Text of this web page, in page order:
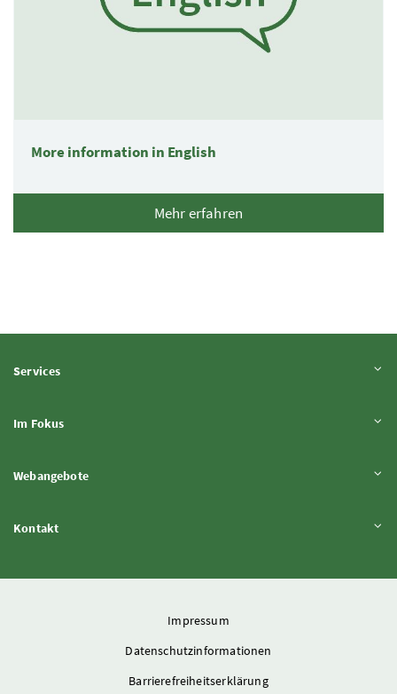
More information in English
Mehr erfahren
ServicesInhalt aufklappen
Im FokusInhalt aufklappen
WebangeboteInhalt aufklappen
KontaktInhalt aufklappen
Impressum
Datenschutzinformationen
Barrierefreiheitserklärung